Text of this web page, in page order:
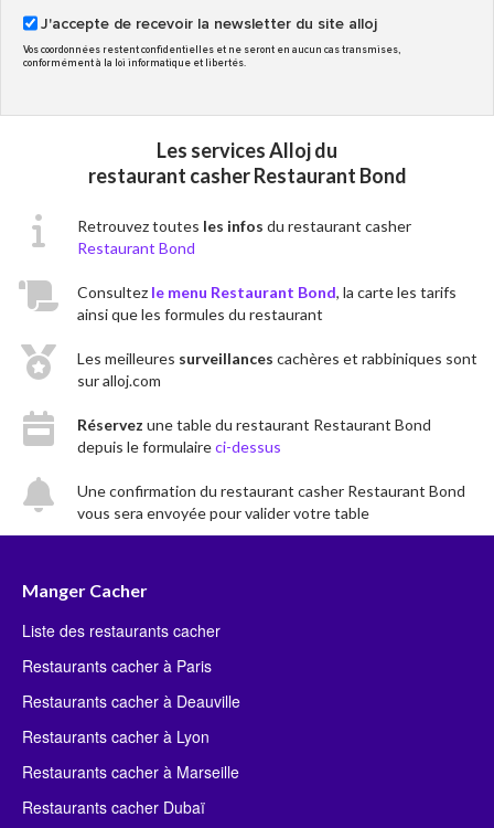
J'accepte de recevoir la newsletter du site alloj
Vos coordonnées restent confidentielles et ne seront en aucun cas transmises,
conformément à la loi informatique et libertés.
Les services Alloj du
restaurant casher Restaurant Bond
Retrouvez toutes les infos du restaurant casher
Restaurant Bond
Consultez le menu Restaurant Bond, la carte les tarifs
ainsi que les formules du restaurant
Les meilleures surveillances cachères et rabbiniques sont
sur alloj.com
Réservez une table du restaurant Restaurant Bond
depuis le formulaireci-dessus
Une confirmation du restaurant casher Restaurant Bond
vous sera envoyée pour valider votre table
Manger Cacher
Liste des restaurants cacher
Restaurants cacher à Paris
Restaurants cacher à Deauville
Restaurants cacher à Lyon
Restaurants cacher à Marseille
Restaurants cacher Dubaï